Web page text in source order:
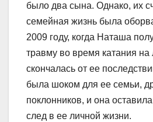
было два сына. Однако, их
семейная жизнь была
2009 году, когда Наташа
травму во время катания
скончалась от ее
была шоком для ее семьи,
поклонников, и она
след в ее личной жизни.